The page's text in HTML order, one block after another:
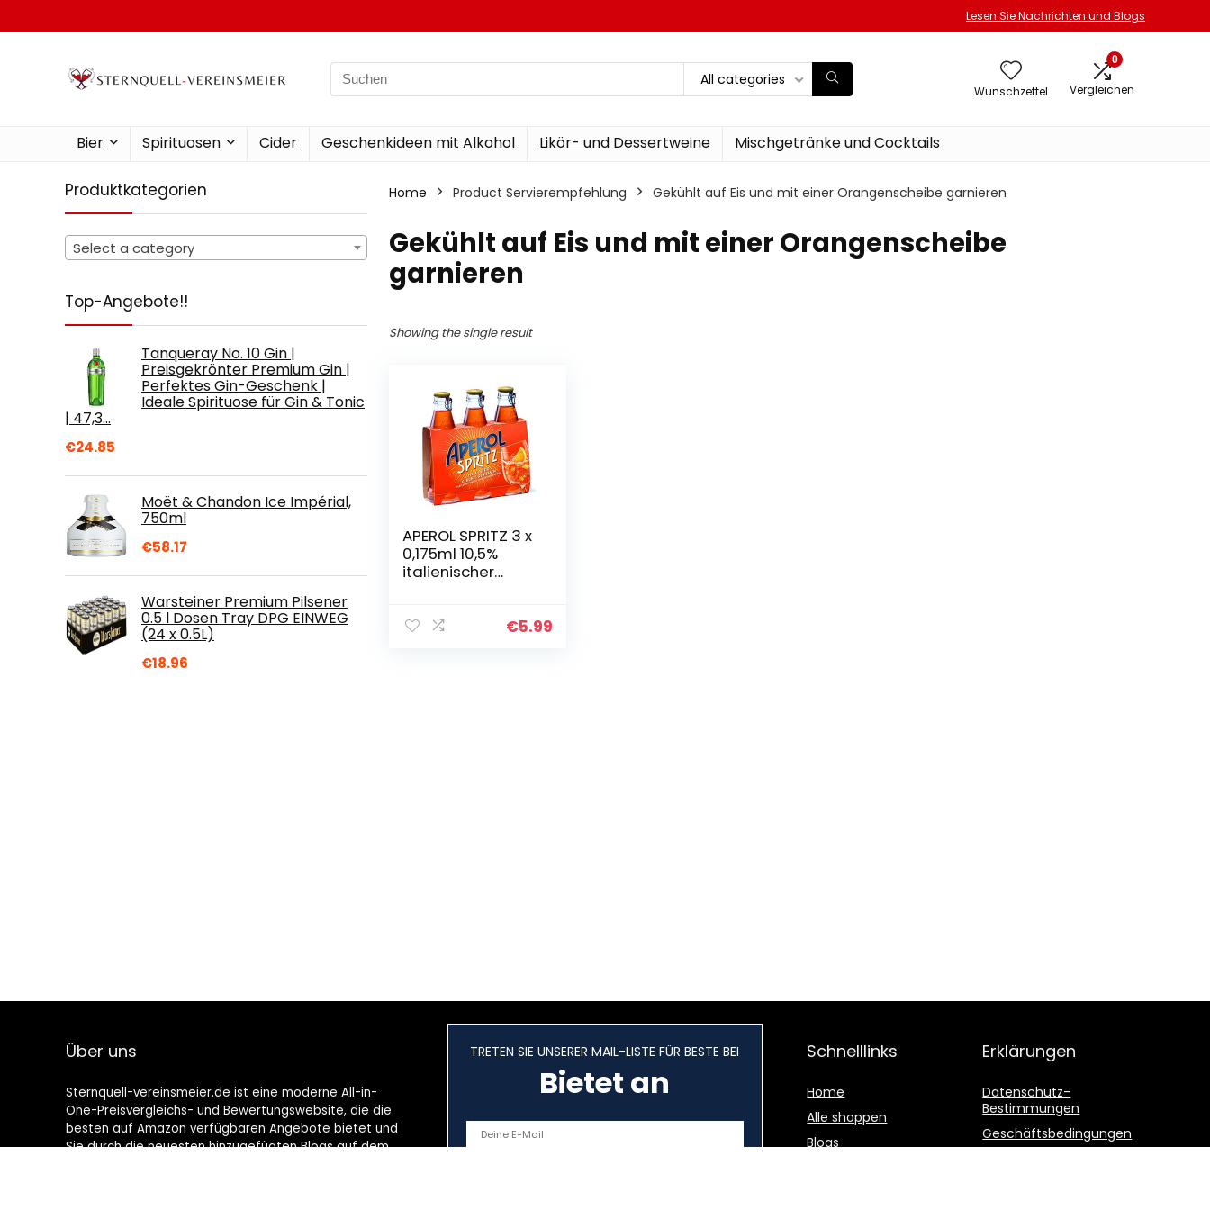
Lesen Sie Nachrichten und Blogs
Search
for:
All categories
Wunschzettel
0
Vergleichen
Bier Spirituosen Cider Geschenkideen mit Alkohol Likör- und Dessertweine Mischgetränke und Cocktails
Produktkategorien
Select a category
Top-Angebote!!
Tanqueray No. 10 Gin |
Preisgekrönter Premium Gin |
Perfektes Gin-Geschenk |
Ideale Spirituose für Gin & Tonic
| 47,3…
€24.85
Moët & Chandon Ice Impérial,
750ml
€58.17
Warsteiner Premium Pilsener
0.5 l Dosen Tray DPG EINWEG
(24 x 0.5L)
€18.96
Home Product Servierempfehlung ‎Gekühlt auf Eis und mit einer Orangenscheibe garnieren
‎Gekühlt auf Eis und mit einer Orangenscheibe
garnieren
Showing the single result
APEROL SPRITZ 3 x
0,175ml 10,5%
italienischer
italienischer
€5.99
Über uns
Sternquell-vereinsmeier.de ist eine moderne All-in-
One-Preisvergleichs- und Bewertungswebsite, die die
besten auf Amazon verfügbaren Angebote bietet und
Sie durch die neuesten hinzugefügten Blogs auf dem
TRETEN SIE UNSERER MAIL-LISTE FÜR BESTE BEI
Bietet an
Schnelllinks
Home
Alle shoppen
Blogs
Erklärungen
Datenschutz-
Bestimmungen
Geschäftsbedingungen